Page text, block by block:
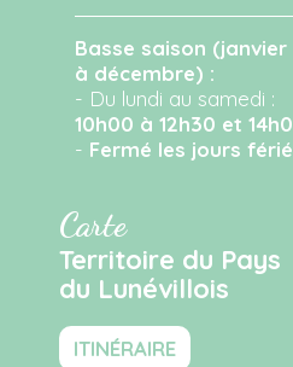
Basse saison
à décembre) :
- Du lundi au samedi :
10h00 à 12h30 et
- Fermé les jours
Carte
Territoire du Pays
du Lunévillois
ITINÉRAIRE